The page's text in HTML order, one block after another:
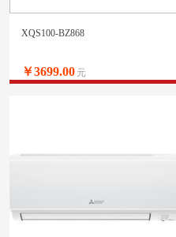
XQS100-BZ868
￥3699.00 元